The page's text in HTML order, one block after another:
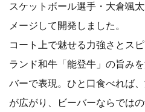
スケットボール選手・大倉颯
メージして開発しました。
コート上で魅せる力強さとス
ランド和牛「能登牛」の旨み
バーで表現。ひと口食べれば
が広がり、ビーバーならでは